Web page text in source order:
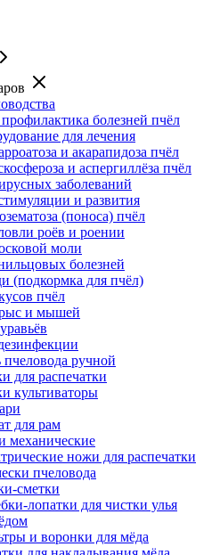
болезней пчёл
для лечения
и акарапидоза пчёл
и аспергиллёза пчёл
заболеваний
и развития
(поноса) пчёл
роёв и роении
моли
болезней
(подкормка для пчёл)
пчёл
и мышей
ручной
для распечатки
культиваторы
для рам
механические
ножи для распечатки
пчеловода
сметки
лопатки для чистки улья
и воронки для мёда